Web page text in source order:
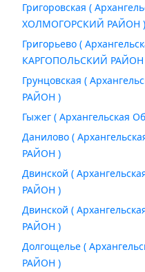
Григоровская (
ХОЛМОГОРСКИЙ РАЙОН )
Григорьево (
КАРГОПОЛЬСКИЙ РАЙОН
Грунцовская (
РАЙОН )
Гыжег ( Архангельская
Данилово (
РАЙОН )
Двинской (
РАЙОН )
Двинской (
РАЙОН )
Долгощелье (
РАЙОН )